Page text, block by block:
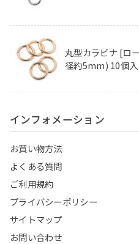
丸型カラビナ [ロ
径約5mm) 10個入
インフォメーション
お買い物方法
よくある質問
ご利用規約
プライバシーポリシー
サイトマップ
お問い合わせ